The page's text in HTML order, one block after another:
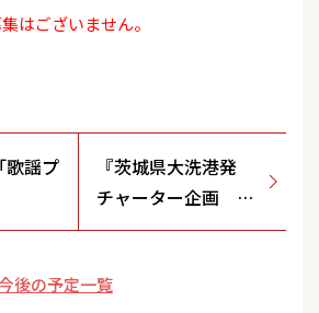
はございません。
歌謡プ
『茨城県大洗港発
チャーター企画 夏
の北海道絶景クルー
後の予定一覧